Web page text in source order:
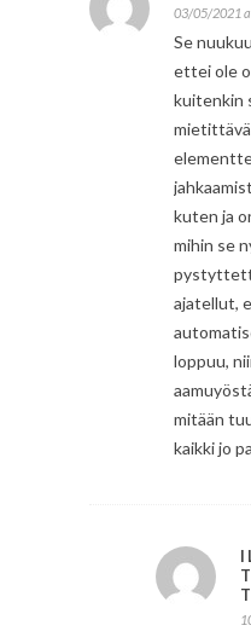
03/05/2021
Se
ettei ole
kuitenkin
kuten ja
mihin se
ajatellut,
loppuu,
mitään
kaikki jo